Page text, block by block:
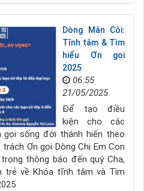
Dòng Mân Côi:
Tĩnh tâm & Tìm
hiểu Ơn gọi
2025
06:55
21/05/2025
Để tạo điều
kiện cho các
sống đời thánh hiến theo
Ơn gọi Dòng Chị Em Con
thông báo đến quý Cha,
trẻ về Khóa tĩnh tâm và Tìm